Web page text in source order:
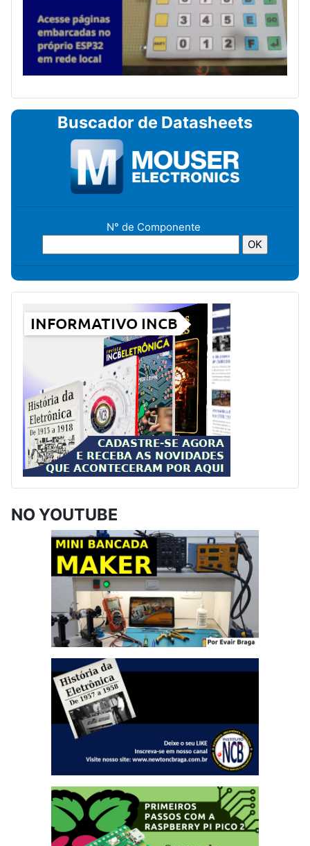
Buscador de Datasheets
N° de Componente
NO YOUTUBE